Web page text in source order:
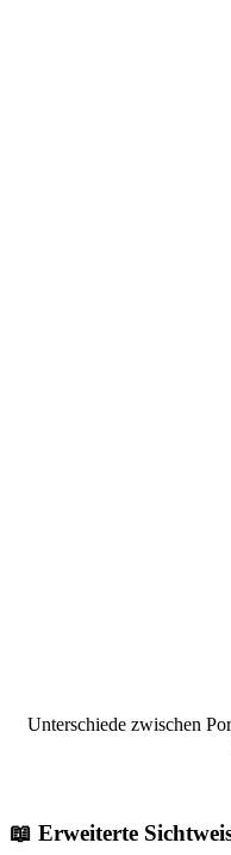
Unterschiede zwischen
📖 Erweiterte